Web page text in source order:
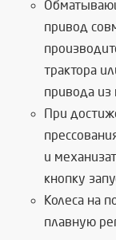
привод
трактора
привода из
При
и
кнопку
Колеса на
плавную